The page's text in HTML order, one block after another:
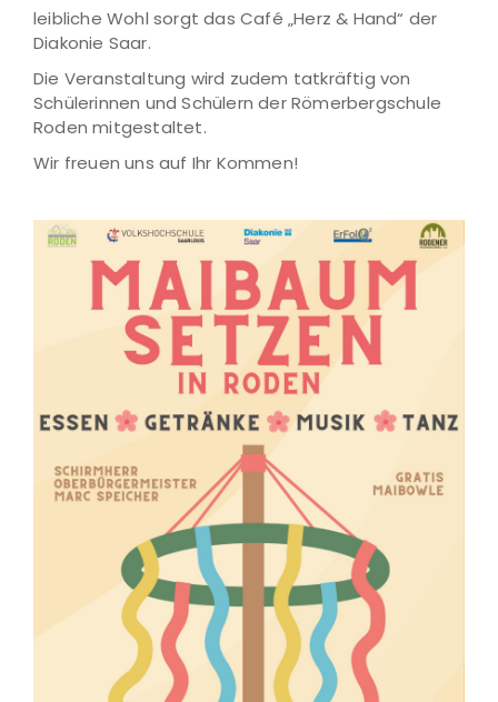
leibliche Wohl sorgt das Café „Herz & Hand“ der
Diakonie Saar.
Die Veranstaltung wird zudem tatkräftig von
Schülerinnen und Schülern der Römerbergschule
Roden mitgestaltet.
Wir freuen uns auf Ihr Kommen!